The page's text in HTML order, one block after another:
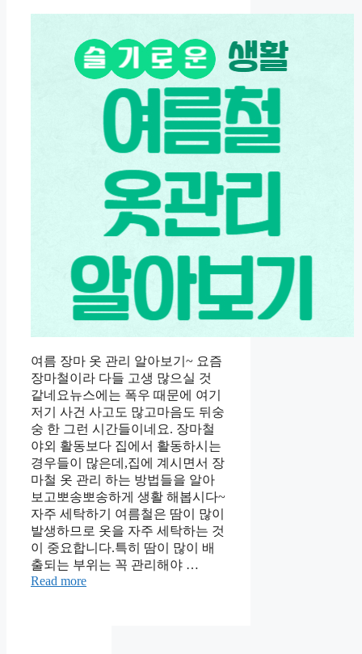
여름 장마 옷 관리 알아보기~ 요즘
장마철이라 다들 고생 많으실 것
같네요뉴스에는 폭우 때문에 여기
저기 사건 사고도 많고마음도 뒤숭
숭 한 그런 시간들이네요. 장마철
야외 활동보다 집에서 활동하시는
경우들이 많은데,집에 계시면서 장
마철 옷 관리 하는 방법들을 알아
보고뽀송뽀송하게 생활 해봅시다~
자주 세탁하기 여름철은 땀이 많이
발생하므로 옷을 자주 세탁하는 것
이 중요합니다.특히 땀이 많이 배
출되는 부위는 꼭 관리해야 …
Read more